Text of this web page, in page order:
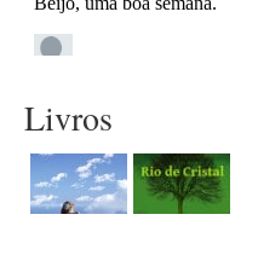
Livros